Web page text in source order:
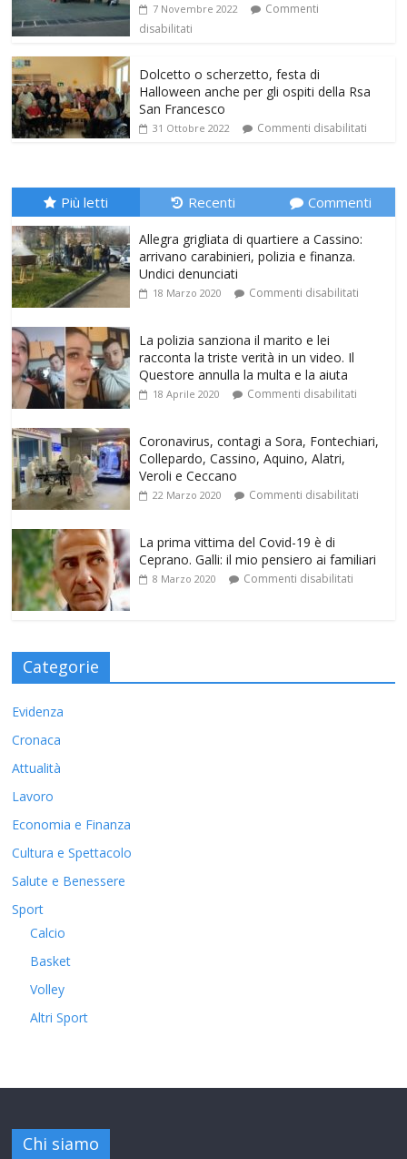
7 Novembre 2022
Commenti
disabilitati
Dolcetto o scherzetto, festa di
Halloween anche per gli ospiti della Rsa
San Francesco
31 Ottobre 2022 Commenti disabilitati
Più letti Recenti Commenti
Allegra grigliata di quartiere a Cassino:
arrivano carabinieri, polizia e finanza.
Undici denunciati
18 Marzo 2020 Commenti disabilitati
La polizia sanziona il marito e lei
racconta la triste verità in un video. Il
Questore annulla la multa e la aiuta
18 Aprile 2020 Commenti disabilitati
Coronavirus, contagi a Sora, Fontechiari,
Collepardo, Cassino, Aquino, Alatri,
Veroli e Ceccano
22 Marzo 2020 Commenti disabilitati
La prima vittima del Covid-19 è di
Ceprano. Galli: il mio pensiero ai familiari
8 Marzo 2020 Commenti disabilitati
Categorie
Evidenza
Cronaca
Attualità
Lavoro
Economia e Finanza
Cultura e Spettacolo
Salute e Benessere
Sport
Calcio
Basket
Volley
Altri Sport
Chi siamo